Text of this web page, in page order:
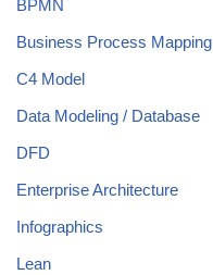
BPMN
Business Process Mapping
C4 Model
Data Modeling / Database
DFD
Enterprise Architecture
Infographics
Lean